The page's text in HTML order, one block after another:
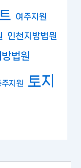
여주지원
인천지방법원
법원
주지원 토지